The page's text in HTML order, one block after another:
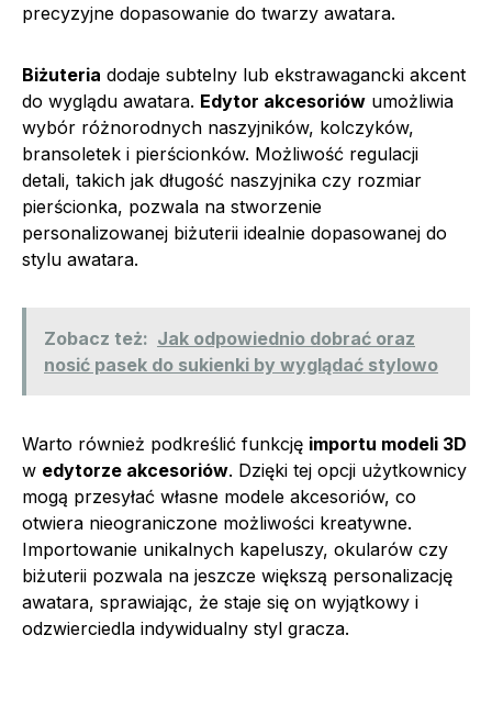
precyzyjne dopasowanie do twarzy awatara.
Biżuteria dodaje subtelny lub ekstrawagancki akcent
do wyglądu awatara. Edytor akcesoriów umożliwia
wybór różnorodnych naszyjników, kolczyków,
bransoletek i pierścionków. Możliwość regulacji
detali, takich jak długość naszyjnika czy rozmiar
pierścionka, pozwala na stworzenie
personalizowanej biżuterii idealnie dopasowanej do
stylu awatara.
Zobacz też: Jak odpowiednio dobrać oraz
nosić pasek do sukienki by wyglądać stylowo
Warto również podkreślić funkcję importu modeli 3D
w edytorze akcesoriów. Dzięki tej opcji użytkownicy
mogą przesyłać własne modele akcesoriów, co
otwiera nieograniczone możliwości kreatywne.
Importowanie unikalnych kapeluszy, okularów czy
biżuterii pozwala na jeszcze większą personalizację
awatara, sprawiając, że staje się on wyjątkowy i
odzwierciedla indywidualny styl gracza.